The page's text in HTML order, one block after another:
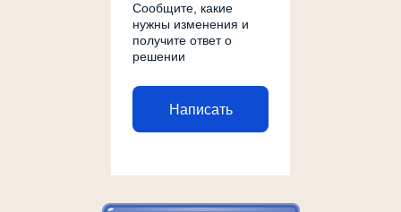
Сообщите, какие
нужны изменения и
получите ответ о
решении
Написать